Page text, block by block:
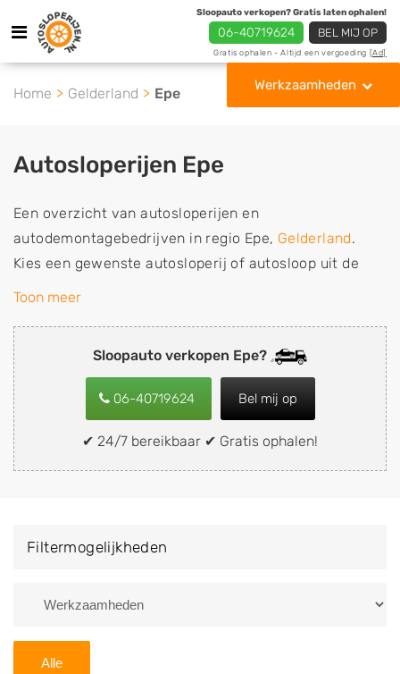
Sloopauto verkopen? Gratis laten ophalen!
06-40719624 BEL MIJ OP
Gratis ophalen - Altijd een vergoeding [Ad]
Werkzaamheden
Home Gelderland Epe
Sloopauto verkopen Epe?
06-40719624 Bel mij op
✔ 24/7 bereikbaar ✔ Gratis ophalen!
Autosloperijen Epe
Een overzicht van autosloperijen en
autodemontagebedrijven in regio Epe, Gelderland.
Kies een gewenste autosloperij of autosloop uit de
lijst die gespecialiseerd is in de verkoop van
de inkoop van sloopauto's, schadeauto's en
tweedehands auto's (ook zonder apk keuring). Wilt u
uw auto, camper, vrachtwagen, motor of brommobiel
snel en eenvoudig verkopen aan een
demontagebedrijf in de buurt, deze zelf wegbrengen
naar de sloop of deze liever laten ophalen op een
van Epe en ontvang een vergoeding voor uw oude of
Zoekt u liever naar een sloperij in een andere plaats of
Toon meer
Filtermogelijkheden
Alle